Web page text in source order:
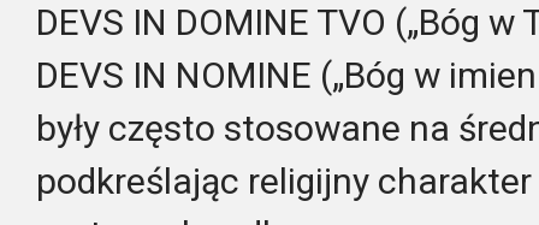
DEVS IN DOMINE TVO („Bóg
DEVS IN NOMINE („Bóg w
były często stosowane na
podkreślając religijny charakter